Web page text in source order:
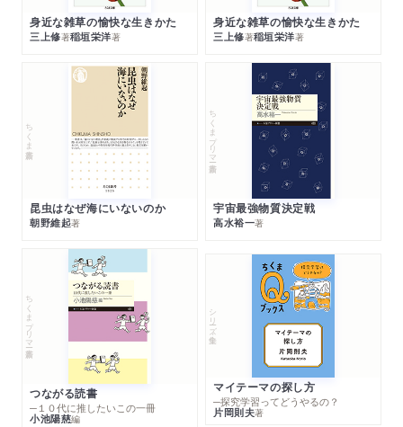
身近な雑草の愉快な生きかた
三上修著稲垣栄洋著
身近な雑草の愉快な生きかた
三上修著稲垣栄洋著
ちくま新書
昆虫はなぜ海にいないのか
朝野維起著
ちくまプリマー新書
宇宙最強物質決定戦
高水裕一著
ちくまプリマー新書
つながる読書
─１０代に推したいこの一冊
小池陽慈編
シリーズ・全集
マイテーマの探し方
─探究学習ってどうやるの？
片岡則夫著